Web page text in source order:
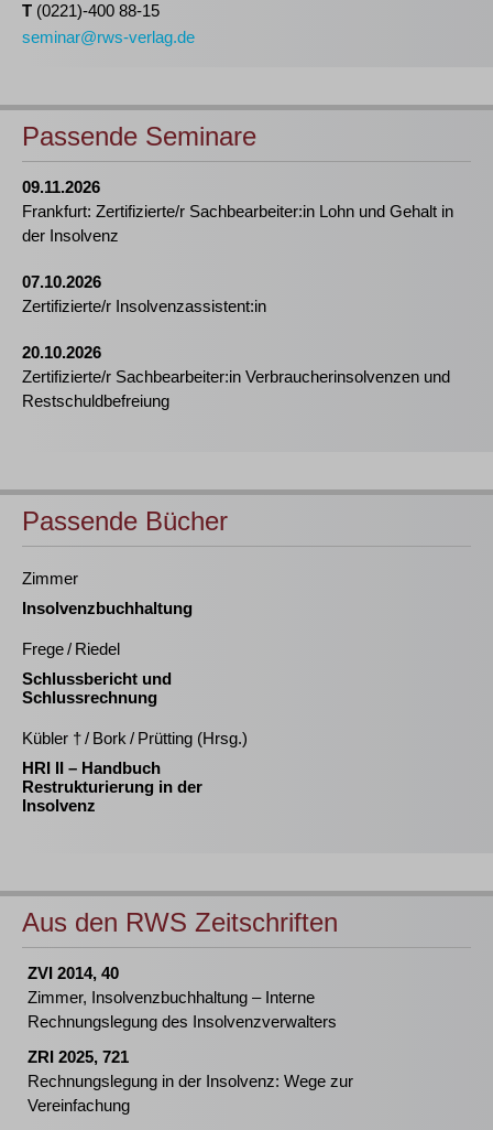
T (0221)-400 88-15
seminar@rws-verlag.de
Passende Seminare
09.11.2026
Frankfurt: Zertifizierte/r Sachbearbeiter:in Lohn und Gehalt in
der Insolvenz
07.10.2026
Zertifizierte/r Insolvenzassistent:in
20.10.2026
Zertifizierte/r Sachbearbeiter:in Verbraucherinsolvenzen und
Restschuldbefreiung
Passende Bücher
Zimmer
Insolvenzbuchhaltung
Frege / Riedel
Schlussbericht und
Schlussrechnung
Kübler † / Bork / Prütting (Hrsg.)
HRI II – Handbuch
Restrukturierung in der
Insolvenz
Aus den RWS Zeitschriften
ZVI 2014, 40
Zimmer, Insolvenzbuchhaltung – Interne
Rechnungslegung des Insolvenzverwalters
ZRI 2025, 721
Rechnungslegung in der Insolvenz: Wege zur
Vereinfachung